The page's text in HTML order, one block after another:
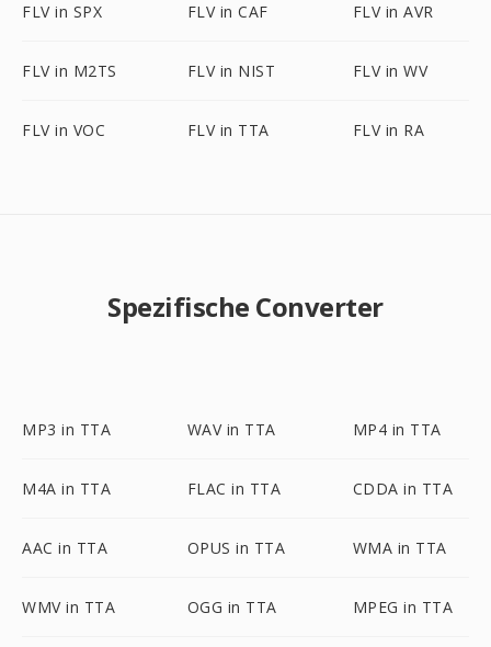
FLV in SPX FLV in CAF FLV in AVR
FLV in M2TS FLV in NIST FLV in WV
FLV in VOC FLV in TTA FLV in RA
Spezifische Converter
MP3 in TTA WAV in TTA MP4 in TTA
M4A in TTA FLAC in TTA CDDA in TTA
AAC in TTA OPUS in TTA WMA in TTA
WMV in TTA OGG in TTA MPEG in TTA